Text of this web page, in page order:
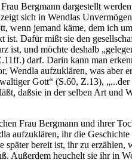
Bergmann dargestellt
sich in Wendlas
wenn jemand käme, dem ich
ist. Dafür mißt sie den
ist, und möchte deshalb
darf. Darin kann man
Wendla aufzuklären, was aber
Gott“ (S.60, Z.13),
daßsie in der selben Art und
Frau Bergmann und ihrer
aufzuklären, ihr die
später bereit ist, ihr zu
Außerdem heuchelt sie ihr in